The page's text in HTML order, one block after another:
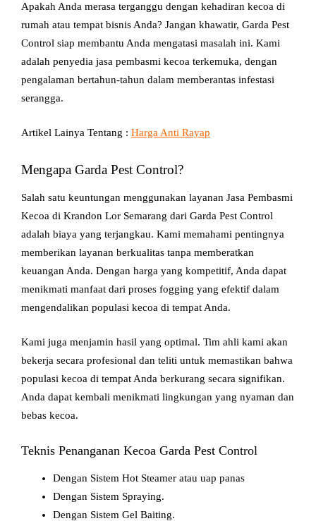
Apakah Anda merasa terganggu dengan kehadiran kecoa di
rumah atau tempat bisnis Anda? Jangan khawatir, Garda Pest
Control siap membantu Anda mengatasi masalah ini. Kami
adalah penyedia jasa pembasmi kecoa terkemuka, dengan
pengalaman bertahun-tahun dalam memberantas infestasi
serangga.
Artikel Lainya Tentang : Harga Anti Rayap
Mengapa Garda Pest Control?
Salah satu keuntungan menggunakan layanan Jasa Pembasmi
Kecoa di Krandon Lor Semarang dari Garda Pest Control
adalah biaya yang terjangkau. Kami memahami pentingnya
memberikan layanan berkualitas tanpa memberatkan
keuangan Anda. Dengan harga yang kompetitif, Anda dapat
menikmati manfaat dari proses fogging yang efektif dalam
mengendalikan populasi kecoa di tempat Anda.
Kami juga menjamin hasil yang optimal. Tim ahli kami akan
bekerja secara profesional dan teliti untuk memastikan bahwa
populasi kecoa di tempat Anda berkurang secara signifikan.
Anda dapat kembali menikmati lingkungan yang nyaman dan
bebas kecoa.
Teknis Penanganan Kecoa Garda Pest Control
Dengan Sistem Hot Steamer atau uap panas
Dengan Sistem Spraying.
Dengan Sistem Gel Baiting.